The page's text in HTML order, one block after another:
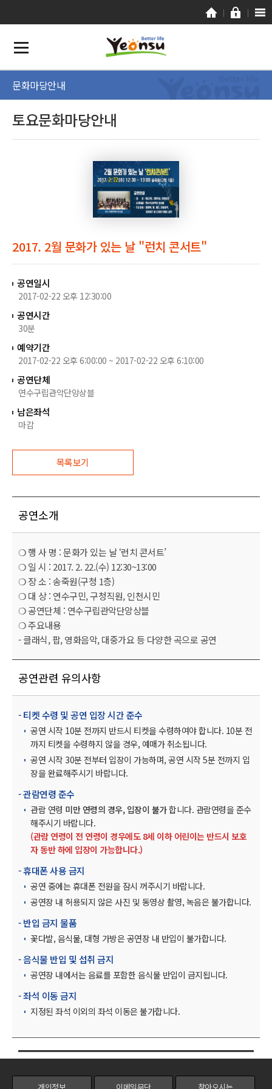
토요문화마당안내
문화마당안내
2017. 2월 문화가 있는 날 "런치 콘서트"
공연일시
2017-02-22 오후 12:30:00
공연시간
30분
예약기간
2017-02-22 오후 6:00:00 ~ 2017-02-22 오후 6:10:00
공연단체
연수구립관악단앙상블
남은좌석
마감
목록보기
공연소개
❍ 행 사 명 : 문화가 있는 날 ‘런치 콘서트’
❍ 일 시 : 2017. 2. 22.(수) 12:30~13:00
❍ 장 소 : 송죽원(구청 1층)
❍ 대 상 : 연수구민, 구청직원, 인천시민
❍ 공연단체 : 연수구립관악단앙상블
❍ 주요내용
- 클래식, 팝, 영화음악, 대중가요 등 다양한 곡으로 공연
공연관련 유의사항
- 티켓 수령 및 공연 입장 시간 준수
공연 시작 10분 전까지 반드시 티켓을 수령하여야 합니다. 10분 전
까지 티켓을 수령하지 않을 경우, 예매가 취소됩니다.
공연 시작 30분 전부터 입장이 가능하며, 공연 시작 5분 전까지 입
장을 완료해주시기 바랍니다.
- 관람연령 준수
관람 연령 미만 연령의 경우, 입장이 불가합니다. 관람연령을 준수
해주시기 바랍니다.
(관람 연령이 전 연령이 경우에도 8세 이하 어린이는 반드시 보호
자 동반 하에 입장이 가능합니다.)
- 휴대폰 사용 금지
공연 중에는 휴대폰 전원을 잠시 꺼주시기 바랍니다.
공연장 내 허용되지 않은 사진 및 동영상 촬영, 녹음은 불가합니다.
- 반입 금지 물품
꽃다발, 음식물, 대형 가방은 공연장 내 반입이 불가합니다.
- 음식물 반입 및 섭취 금지
공연장 내에서는 음료를 포함한 음식물 반입이 금지됩니다.
- 좌석 이동 금지
지정된 좌석 이외의 좌석 이동은 불가합니다.